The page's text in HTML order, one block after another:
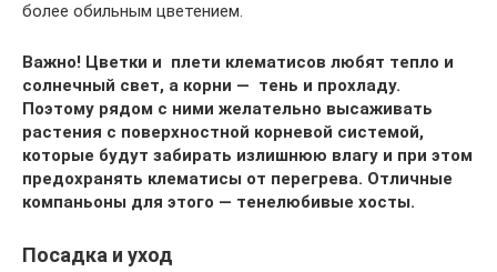
более обильным цветением.
Важно! Цветки и плети клематисов любят тепло и
солнечный свет, а корни — тень и прохладу.
Поэтому рядом с ними желательно высаживать
растения с поверхностной корневой системой,
которые будут забирать излишнюю влагу и при этом
предохранять клематисы от перегрева. Отличные
компаньоны для этого — тенелюбивые хосты.
Посадка и уход